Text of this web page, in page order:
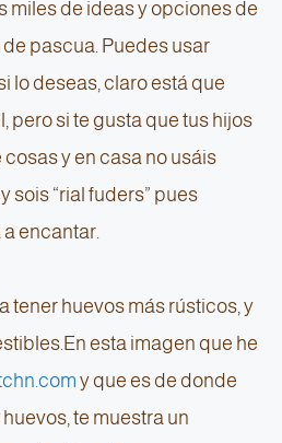
miles de ideas y opciones de
pascua. Puedes usar
lo deseas, claro está que
pero si te gusta que tus hijos
y en casa no usáis
sois “rial fuders” pues
encantar.
tener huevos más rústicos, y
esta imagen que he
y que es de donde
te muestra un